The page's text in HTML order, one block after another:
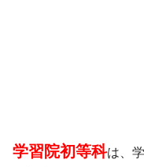
学習院初等科は、